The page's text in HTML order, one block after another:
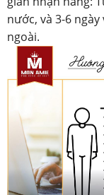
nước, và 3-6
ngoài.